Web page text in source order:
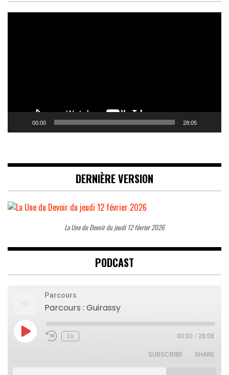
00:00 28:05
DERNIÈRE VERSION
La Une du Devoir du jeudi 12 février 2026
PODCAST
Parcours
Parcours : Guirassy
Play
Episode
Rewind
1x 00:00 / 28:08
SUBSCRIBE SHARE